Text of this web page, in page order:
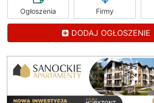
Ogłoszenia Firmy
DODAJ OGŁOSZENIE